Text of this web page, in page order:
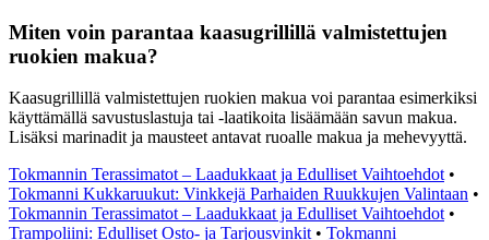
Miten voin parantaa kaasugrillillä valmistettujen
ruokien makua?
Kaasugrillillä valmistettujen ruokien makua voi parantaa esimerkiksi
käyttämällä savustuslastuja tai -laatikoita lisäämään savun makua.
Lisäksi marinadit ja mausteet antavat ruoalle makua ja mehevyyttä.
Tokmannin Terassimatot – Laadukkaat ja Edulliset Vaihtoehdot •
Tokmanni Kukkaruukut: Vinkkejä Parhaiden Ruukkujen Valintaan •
Tokmannin Terassimatot – Laadukkaat ja Edulliset Vaihtoehdot •
Trampoliini: Edulliset Osto- ja Tarjousvinkit • Tokmanni